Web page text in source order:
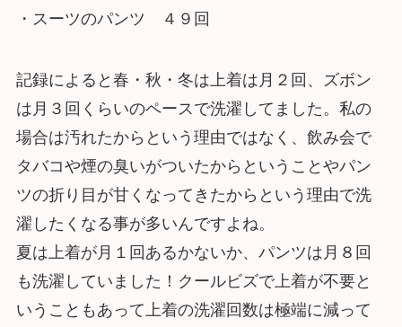
・スーツのパンツ ４９回
記録によると春・秋・冬は上着は月２回、ズボン
は月３回くらいのペースで洗濯してました。私の
場合は汚れたからという理由ではなく、飲み会で
タバコや煙の臭いがついたからということやパン
ツの折り目が甘くなってきたからという理由で洗
濯したくなる事が多いんですよね。
夏は上着が月１回あるかないか、パンツは月８回
も洗濯していました！クールビズで上着が不要と
いうこともあって上着の洗濯回数は極端に減って